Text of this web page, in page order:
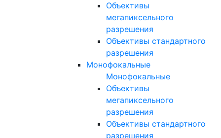
Объективы
мегапиксельного
разрешения
Объективы стандартного
разрешения
Монофокальные
Монофокальные
Объективы
мегапиксельного
разрешения
Объективы стандартного
разрешения